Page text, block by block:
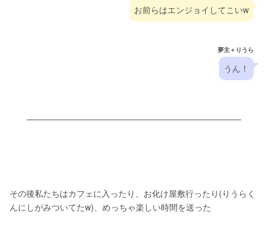
お前らはエンジョイしてこいw
夢主＋りうら
うん！
その後私たちはカフェに入ったり、お化け屋敷行ったり(りうらく
んにしがみついてたw)、めっちゃ楽しい時間を送った